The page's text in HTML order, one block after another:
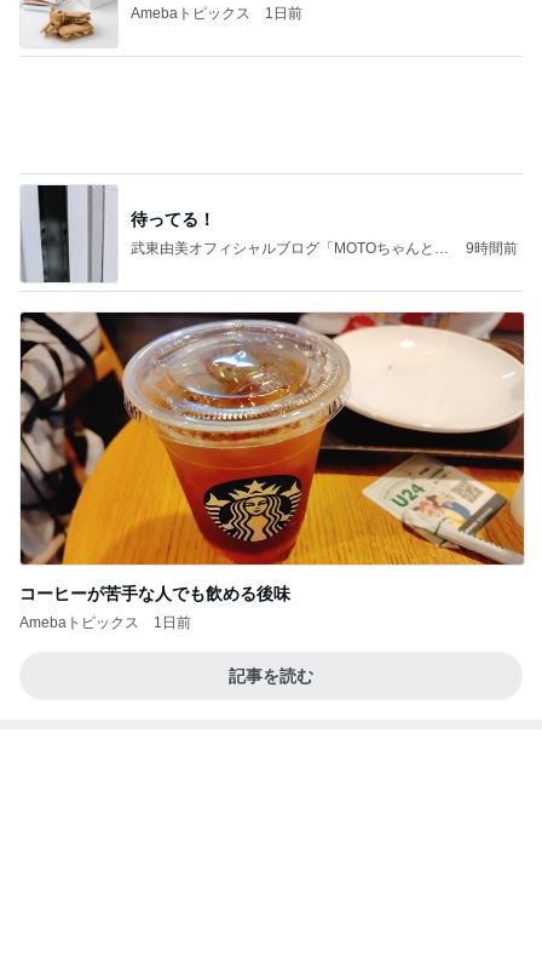
Amebaトピックス 1日前
待ってる！
武東由美オフィシャルブログ「MOTOちゃんとの
9時間前
コーヒーが苦手な人でも飲める後味
Amebaトピックス 1日前
記事を読む